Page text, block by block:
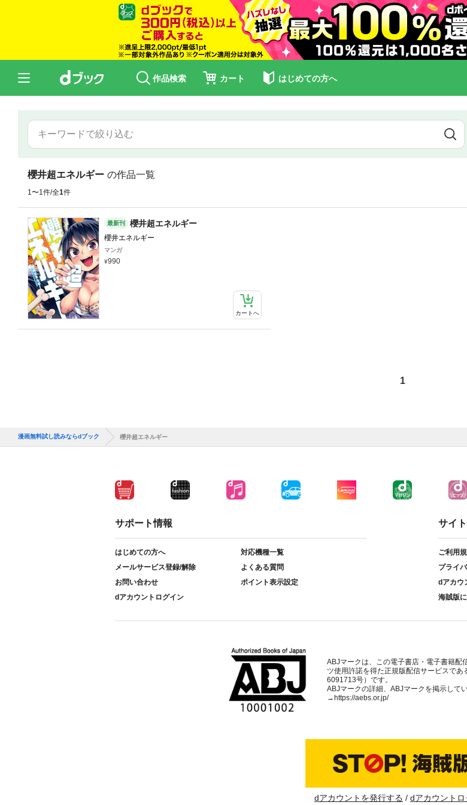
作品検索 カート はじめての方へ
櫻井超エネルギー の作品一覧
1〜1件/全1件
最新刊 櫻井超エネルギー
櫻井エネルギー
マンガ
990
カートへ
1
漫画無料試し読みならdブック 櫻井超エネルギー
サポート情報
はじめての方へ
対応機種一覧
メールサービス登録/解除
よくある質問
お問い合わせ
ポイント表示設定
dアカウントログイン
サイ
ご利用
プライ
dアカウ
海賊版
ABJマークは、この電子書店・電子書籍配
ツ使用許諾を得た正規版配信サービスで
6091713号）です。
ABJマークの詳細、ABJマークを掲示して
→https://aebs.or.jp/
dアカウントを発行する dアカウントロ